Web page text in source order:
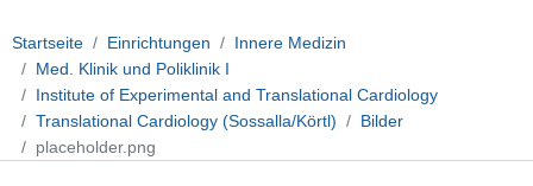
Startseite Einrichtungen
Innere Medizin
Med. Klinik und Poliklinik I
Institute of Experimental and Translational Cardiology
Translational Cardiology (Sossalla/Körtl)
Bilder
placeholder.png